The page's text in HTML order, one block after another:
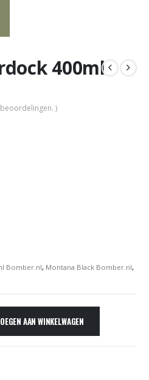
400ml
)
Bomber.nl, Montana Black Bomber.nl,
AAN WINKELWAGEN